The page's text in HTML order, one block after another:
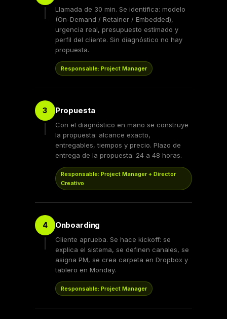
Llamada de 30 min. Se identifica: modelo
(On-Demand / Retainer / Embedded),
urgencia real, presupuesto estimado y
perfil del cliente. Sin diagnóstico no hay
propuesta.
Responsable: Project Manager
3 Propuesta
Con el diagnóstico en mano se construye
la propuesta: alcance exacto,
entregables, tiempos y precio. Plazo de
entrega de la propuesta: 24 a 48 horas.
Responsable: Project Manager + Director
Creativo
4 Onboarding
Cliente aprueba. Se hace kickoff: se
explica el sistema, se definen canales, se
asigna PM, se crea carpeta en Dropbox y
tablero en Monday.
Responsable: Project Manager